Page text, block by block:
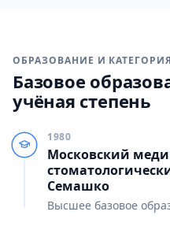
ОБРАЗОВАНИЕ И КАТЕГОРИЯ
Базовое
учёная степень
1980
Московский
Семашко
Высшее базовое